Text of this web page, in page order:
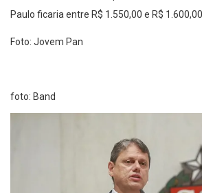
Paulo ficaria entre R$ 1.550,00 e R$ 1.600,00.
Foto: Jovem Pan
foto: Band